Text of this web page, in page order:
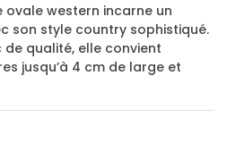
western incarne un
son style country sophistiqué.
de qualité, elle convient
jusqu’à 4 cm de large et